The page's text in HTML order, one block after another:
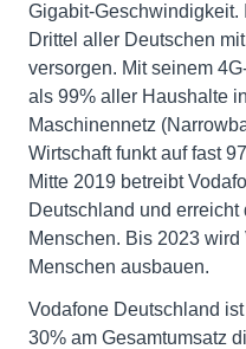
Gigabit-Geschwindigkeit.
Drittel aller Deutschen
versorgen. Mit seinem
als 99% aller Haushalte
Maschinennetz
Wirtschaft funkt auf fast
Mitte 2019 betreibt
Deutschland und
Menschen. Bis 2023
Menschen ausbauen.
Vodafone Deutschland
30% am Gesamtumsatz